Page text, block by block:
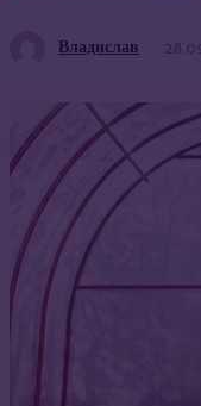
Владислав